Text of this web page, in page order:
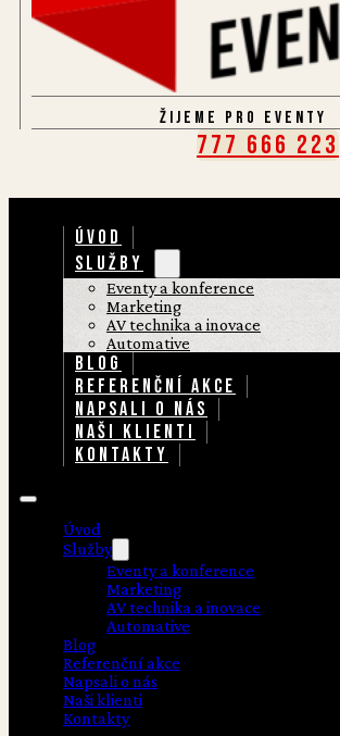
Žijeme pro eventy
777 666 223
ÚVOD
SLUŽBY
Eventy a konference
Marketing
AV technika a inovace
Automative
BLOG
REFERENČNÍ AKCE
NAPSALI O NÁS
NAŠI KLIENTI
KONTAKTY
Úvod
Služby
Eventy a konference
Marketing
AV technika a inovace
Automative
Blog
Referenční akce
Napsali o nás
Naši klienti
Kontakty